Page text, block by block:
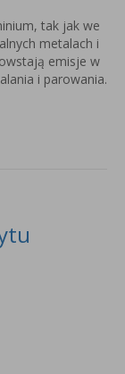
tak jak we
metalach i
emisje w
i parowania.